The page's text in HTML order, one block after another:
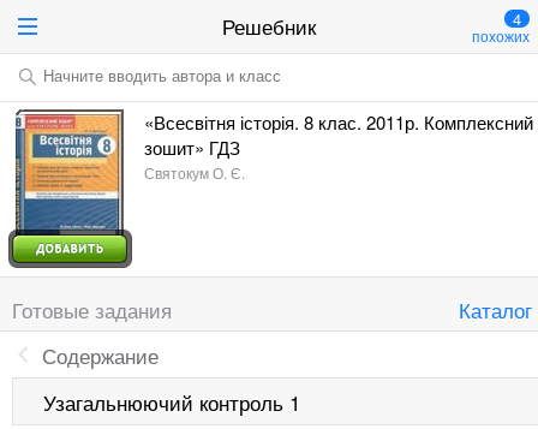
Решебник 4
похожих
Начните вводить автора и класс
«Всесвітня історія. 8 клас. 2011р. Комплексний
зошит» ГДЗ
Святокум О. Є.
Готовые задания
Каталог
Содержание
Узагальнюючий контроль 1